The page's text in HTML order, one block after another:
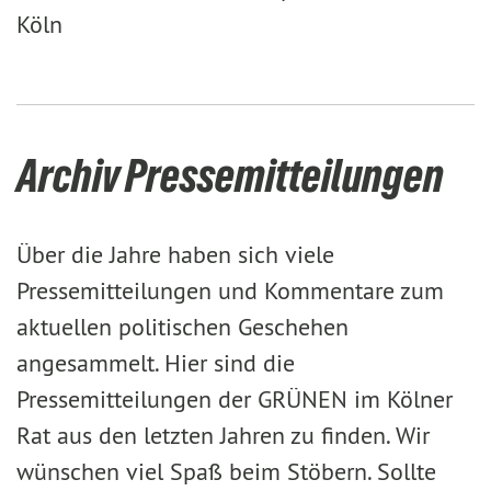
Köln
Archiv Pressemitteilungen
Über die Jahre haben sich viele
Pressemitteilungen und Kommentare zum
aktuellen politischen Geschehen
angesammelt. Hier sind die
Pressemitteilungen der GRÜNEN im Kölner
Rat aus den letzten Jahren zu finden. Wir
wünschen viel Spaß beim Stöbern. Sollte